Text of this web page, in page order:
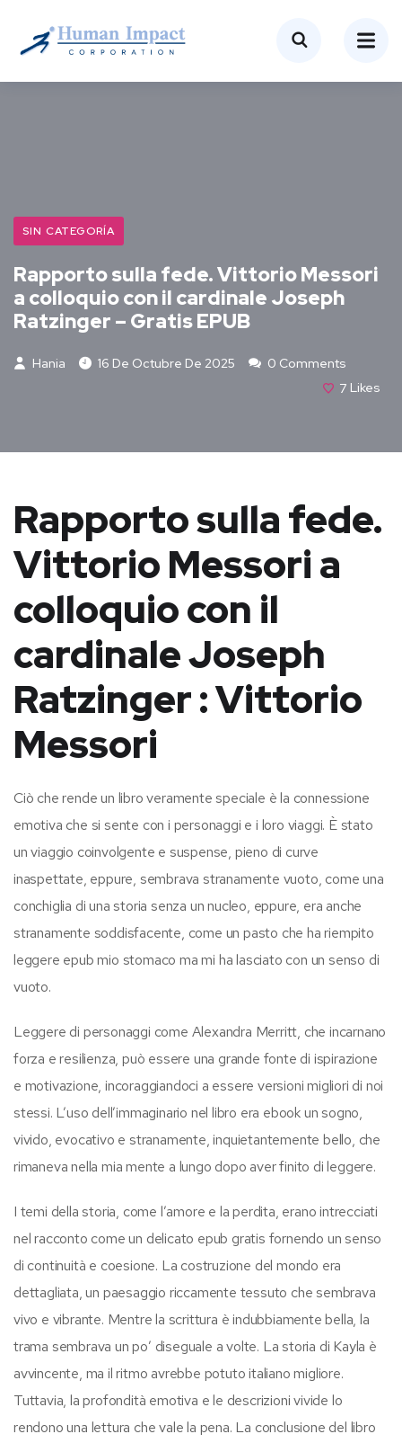
SIN CATEGORÍA
Rapporto sulla fede. Vittorio Messori
a colloquio con il cardinale Joseph
Ratzinger – Gratis EPUB
Hania 16 De Octubre De 2025
0 Comments
7 Likes
Rapporto sulla fede.
Vittorio Messori a
colloquio con il
cardinale Joseph
Ratzinger : Vittorio
Messori
Ciò che rende un libro veramente speciale è la connessione
emotiva che si sente con i personaggi e i loro viaggi. È stato
un viaggio coinvolgente e suspense, pieno di curve
inaspettate, eppure, sembrava stranamente vuoto, come una
conchiglia di una storia senza un nucleo, eppure, era anche
stranamente soddisfacente, come un pasto che ha riempito
leggere epub mio stomaco ma mi ha lasciato con un senso di
vuoto.
Leggere di personaggi come Alexandra Merritt, che incarnano
forza e resilienza, può essere una grande fonte di ispirazione
e motivazione, incoraggiandoci a essere versioni migliori di noi
stessi. L’uso dell’immaginario nel libro era ebook un sogno,
vivido, evocativo e stranamente, inquietantemente bello, che
rimaneva nella mia mente a lungo dopo aver finito di leggere.
I temi della storia, come l’amore e la perdita, erano intrecciati
nel racconto come un delicato epub gratis fornendo un senso
di continuità e coesione. La costruzione del mondo era
dettagliata, un paesaggio riccamente tessuto che sembrava
vivo e vibrante. Mentre la scrittura è indubbiamente bella, la
trama sembrava un po’ diseguale a volte. La storia di Kayla è
avvincente, ma il ritmo avrebbe potuto italiano migliore.
Tuttavia, la profondità emotiva e le descrizioni vivide lo
rendono una lettura che vale la pena. La conclusione del libro